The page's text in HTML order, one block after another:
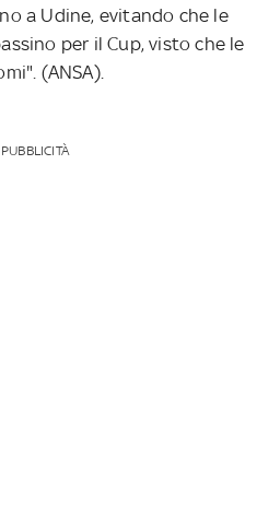
a Udine, evitando che le
per il Cup, visto che le
(ANSA).
PUBBLICITÀ